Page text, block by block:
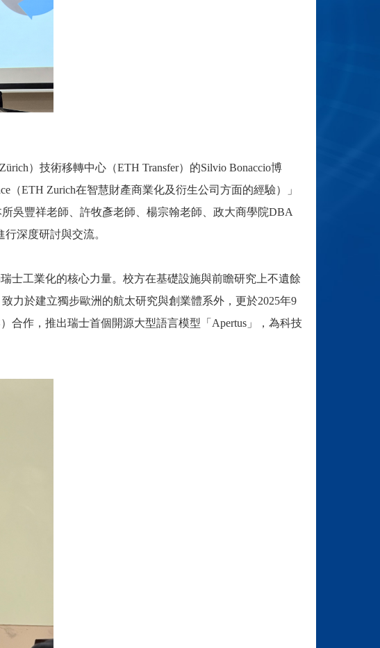
）技術移轉中心（ETH Transfer）的Silvio Bonaccio博
（ETH Zurich在智慧財產商業化及衍生公司方面的經驗）」
所吳豐祥老師、許牧彥老師、楊宗翰老師、政大商學院DBA
深度研討與交流。
士工業化的核心力量。校方在基礎設施與前瞻研究上不遺餘
力於建立獨步歐洲的航太研究與創業體系外，更於2025年9
合作，推出瑞士首個開源大型語言模型「Apertus」，為科技